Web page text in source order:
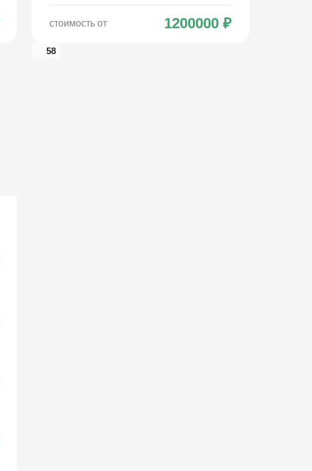
стоимость от 1200000 ₽
58